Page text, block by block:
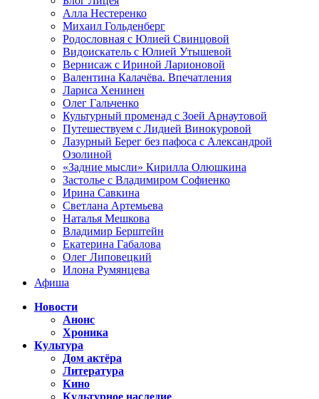
Алла Нестеренко
Михаил Гольденберг
Родословная с Юлией Свинцовой
Видоискатель с Юлией Утышевой
Вернисаж с Ириной Ларионовой
Валентина Калачёва. Впечатления
Лариса Хенинен
Олег Гальченко
Культурный променад с Зоей Арнаутовой
Путешествуем с Лидией Винокуровой
Лазурный Берег без пафоса с Александрой
Озолиной
«Задние мысли» Кирилла Олюшкина
Застолье с Владимиром Софиенко
Ирина Савкина
Светлана Артемьева
Наталья Мешкова
Владимир Берштейн
Екатерина Габалова
Олег Липовецкий
Илона Румянцева
Афиша
Новости
Анонс
Хроника
Культура
Дом актёра
Литература
Кино